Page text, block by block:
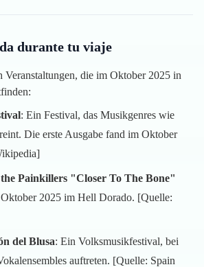
durante tu viaje
Veranstaltungen, die im Oktober 2025 in
: Ein Festival, das Musikgenres wie
Die erste Ausgabe fand im Oktober
]
Painkillers "Closer To The Bone"
2025 im Hell Dorado. [Quelle:
del Blusa: Ein Volksmusikfestival, bei
auftreten. [Quelle: Spain